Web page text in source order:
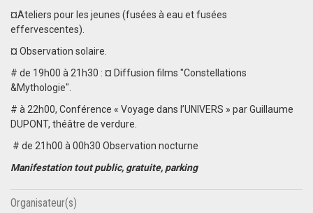
¤Ateliers pour les jeunes (fusées à eau et fusées
effervescentes).
¤ Observation solaire.
# de 19h00 à 21h30 : ¤ Diffusion films "Constellations
&Mythologie".
# à 22h00, Conférence « Voyage dans l’UNIVERS » par Guillaume
DUPONT, théâtre de verdure.
# de 21h00 à 00h30 Observation nocturne
Manifestation tout public, gratuite, parking
Organisateur(s)